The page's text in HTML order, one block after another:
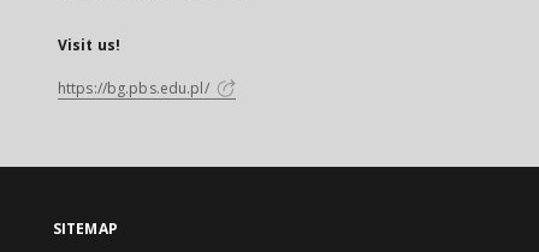
Visit us!
https://bg.pbs.edu.pl/
SITEMAP